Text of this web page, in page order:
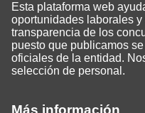
Esta plataforma web
oportunidades laborales
transparencia de los
puesto que publicamos
oficiales de la entidad.
selección de personal.